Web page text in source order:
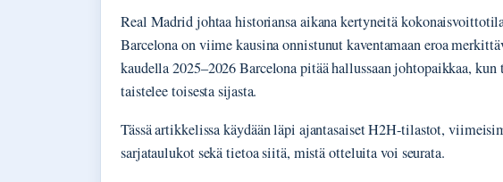
Real Madrid johtaa historiansa aikana kertyneitä
Barcelona on viime kausina onnistunut kaventamaan eroa
kaudella 2025–2026 Barcelona pitää hallussaan johtopaikkaa, kun
taistelee toisesta sijasta.
Tässä artikkelissa käydään läpi ajantasaiset H2H-tilastot,
sarjataulukot sekä tietoa siitä, mistä otteluita voi seurata.